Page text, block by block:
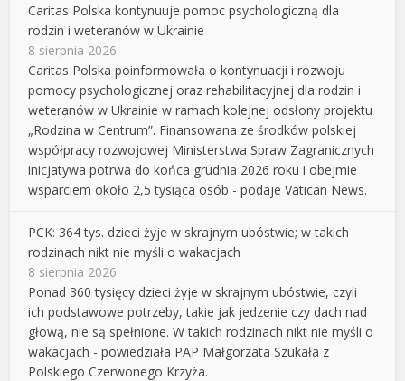
Caritas Polska kontynuuje pomoc psychologiczną dla
rodzin i weteranów w Ukrainie
8 sierpnia 2026
Caritas Polska poinformowała o kontynuacji i rozwoju
pomocy psychologicznej oraz rehabilitacyjnej dla rodzin i
weteranów w Ukrainie w ramach kolejnej odsłony projektu
„Rodzina w Centrum”. Finansowana ze środków polskiej
współpracy rozwojowej Ministerstwa Spraw Zagranicznych
inicjatywa potrwa do końca grudnia 2026 roku i obejmie
wsparciem około 2,5 tysiąca osób - podaje Vatican News.
PCK: 364 tys. dzieci żyje w skrajnym ubóstwie; w takich
rodzinach nikt nie myśli o wakacjach
8 sierpnia 2026
Ponad 360 tysięcy dzieci żyje w skrajnym ubóstwie, czyli
ich podstawowe potrzeby, takie jak jedzenie czy dach nad
głową, nie są spełnione. W takich rodzinach nikt nie myśli o
wakacjach - powiedziała PAP Małgorzata Szukała z
Polskiego Czerwonego Krzyża.